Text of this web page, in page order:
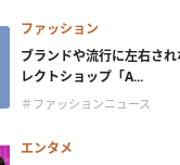
ファッション
ブランドや流行に左右さ
レクトショップ「A...
＃ファッションニュース
エンタメ